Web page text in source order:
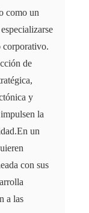
como un
corporativo.
de
y
la
un
con sus
a las